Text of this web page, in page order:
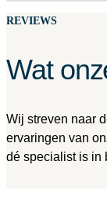
REVIEWS
Wat
Wij streven naar
ervaringen van
dé specialist is in